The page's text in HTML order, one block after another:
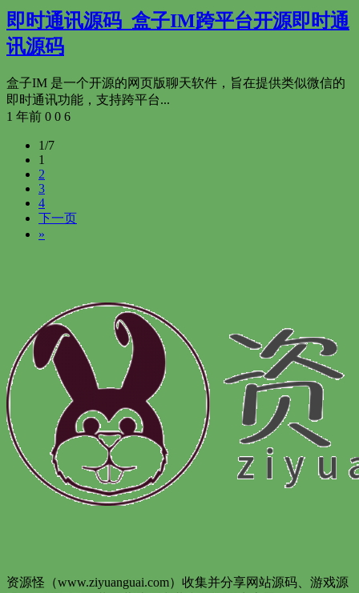
即时通讯源码_盒子IM跨平台开源即时通
讯源码
盒子IM 是一个开源的网页版聊天软件，旨在提供类似微信的
即时通讯功能，支持跨平台...
1 年前 0 0 6
1/7
1
2
3
4
下一页
»
资源怪（www.ziyuanguai.com）收集并分享网站源码、游戏源